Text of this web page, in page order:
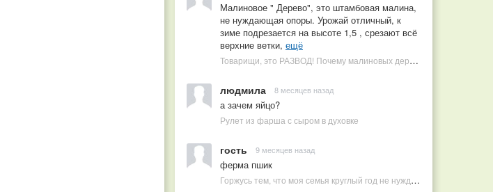
Малиновое " Дерево", это штамбовая малина,
не нуждающая опоры. Урожай отличный, к
зиме подрезается на высоте 1,5 , срезают всё
верхние ветки, ещё
Товарищи, это РАЗВОД! Почему малиновых деревьев не бывает, или Как ушлые продавцы наживаются на мечтах садоводов
людмила 8 месяцев назад
а зачем яйцо?
Рулет из фарша с сыром в духовке
гость 9 месяцев назад
ферма пшик
Горжусь тем, что моя семья круглый год не нуждается в покупных витаминах